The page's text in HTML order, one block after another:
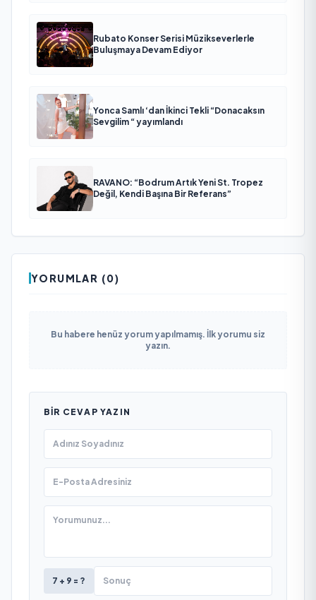
Rubato Konser Serisi Müzikseverlerle
Buluşmaya Devam Ediyor
Yonca Samlı ‘dan İkinci Tekli “Donacaksın
Sevgilim “ yayımlandı
RAVANO: “Bodrum Artık Yeni St. Tropez
Değil, Kendi Başına Bir Referans”
YORUMLAR (0)
Bu habere henüz yorum yapılmamış. İlk yorumu siz
yazın.
BIR CEVAP YAZIN
7 + 9 = ?